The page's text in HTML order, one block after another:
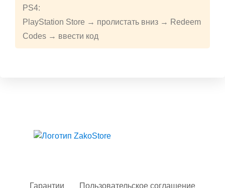
PS4:
PlayStation Store → пролистать вниз → Redeem
Codes → ввести код
Гарантии Пользовательское соглашение